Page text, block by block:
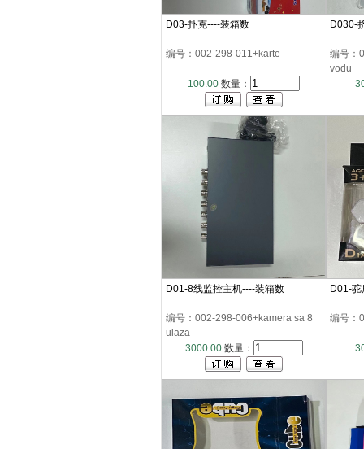
D03-扑克----装箱数
编号：002-298-011+karte
100.00 数量：
D030-
编号：
vodu
D01-8线监控主机----装箱数
编号：002-298-006+kamera sa 8
ulaza
3000.00数量：
D01-
编号：